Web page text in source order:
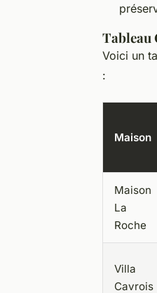
Tableau
Voici un
:
Maison
Maison
La
Roche
Villa
Cavrois